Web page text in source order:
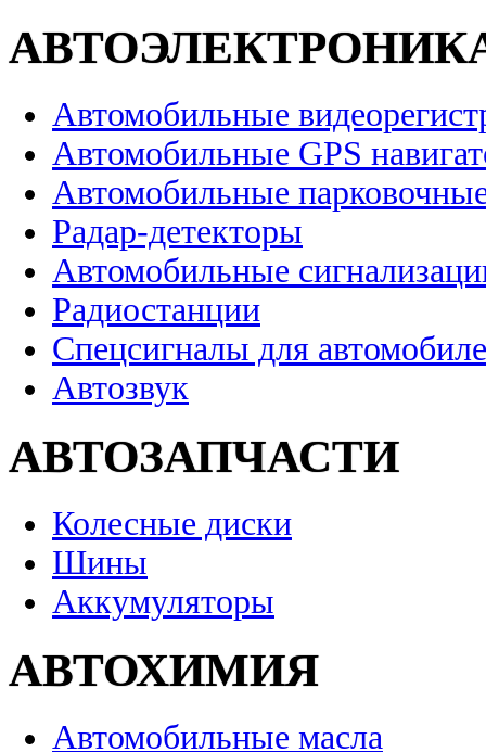
Автомобильные
Автомобильные GPS
Автомобильные
Радар-детекторы
Автомобильные
Радиостанции
Спецсигналы для
Автозвук
АВТОЗАПЧАСТИ
Колесные диски
Шины
Аккумуляторы
АВТОХИМИЯ
Автомобильные масла